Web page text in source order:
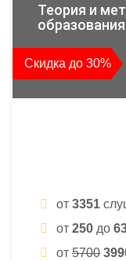
Теория и
Скидка до 30%
от 3351
от 250 до
от 5700